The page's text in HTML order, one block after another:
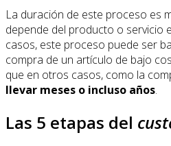
La duración de este proceso es
depende del producto o servicio
casos, este proceso puede ser
compra de un artículo de bajo
que en otros casos, como la
llevar meses o incluso años.
Las 5 etapas del